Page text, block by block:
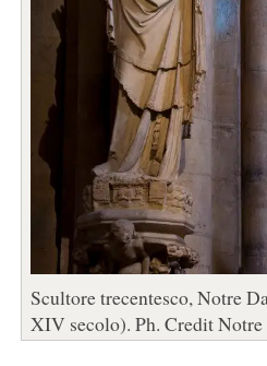
Scultore trecentesco, Notre
XIV secolo). Ph. Credit Notre